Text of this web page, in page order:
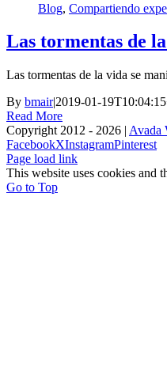
Blog, Compartiendo
Las tormentas de
Las tormentas de la vida se
By bmair|2019-01-
Read More
Copyright 2012 - 2026 | Avada
FacebookXInstagramPinterest
Page load link
This website uses cookies and
Go to Top